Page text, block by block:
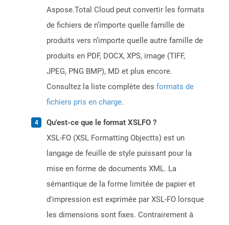
Aspose.Total Cloud peut convertir les formats
de fichiers de n’importe quelle famille de
produits vers n’importe quelle autre famille de
produits en PDF, DOCX, XPS, image (TIFF,
JPEG, PNG BMP), MD et plus encore.
Consultez la liste complète des formats de
fichiers pris en charge.
Qu'est-ce que le format XSLFO ?
XSL-FO (XSL Formatting Objectts) est un
langage de feuille de style puissant pour la
mise en forme de documents XML. La
sémantique de la forme limitée de papier et
d'impression est exprimée par XSL-FO lorsque
les dimensions sont fixes. Contrairement à